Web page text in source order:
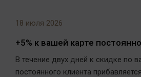
18 июля 2026
+5% к вашей карте
В течение двух дней к скидке по
постоянного клиента